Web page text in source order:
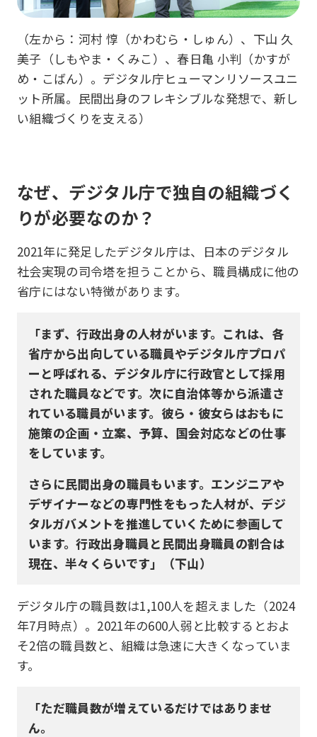
（左から：河村 惇（かわむら・しゅん）、下山 久
美子（しもやま・くみこ）、春日亀 小判（かすが
め・こばん）。デジタル庁ヒューマンリソースユニ
ット所属。民間出身のフレキシブルな発想で、新し
い組織づくりを支える）
なぜ、デジタル庁で独自の組織づく
りが必要なのか？
2021年に発足したデジタル庁は、日本のデジタル
社会実現の司令塔を担うことから、職員構成に他の
省庁にはない特徴があります。
「まず、行政出身の人材がいます。これは、各
省庁から出向している職員やデジタル庁プロパ
ーと呼ばれる、デジタル庁に行政官として採用
された職員などです。次に自治体等から派遣さ
れている職員がいます。彼ら・彼女らはおもに
施策の企画・立案、予算、国会対応などの仕事
をしています。
さらに民間出身の職員もいます。エンジニアや
デザイナーなどの専門性をもった人材が、デジ
タルガバメントを推進していくために参画して
います。行政出身職員と民間出身職員の割合は
現在、半々くらいです」（下山）
デジタル庁の職員数は1,100人を超えました（2024
年7月時点）。2021年の600人弱と比較するとおよ
そ2倍の職員数と、組織は急速に大きくなっていま
す。
「ただ職員数が増えているだけではありませ
ん。